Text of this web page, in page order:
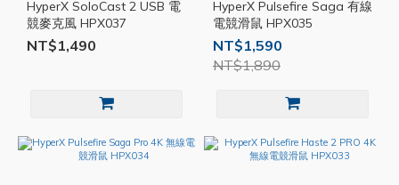
HyperX SoloCast 2 USB 電
競麥克風 HPX037
NT$1,490
HyperX Pulsefire Saga 有線
電競滑鼠 HPX035
NT$1,590
NT$1,890